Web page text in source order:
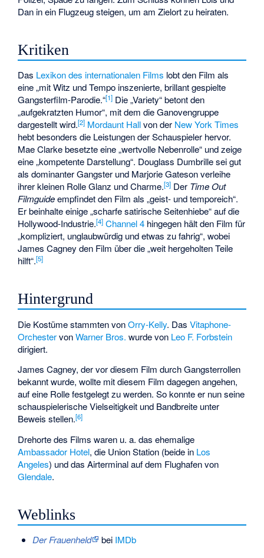
Dan in ein Flugzeug steigen, um am Zielort zu heiraten.
Kritiken
Das Lexikon des internationalen Films lobt den Film als
eine „mit Witz und Tempo inszenierte, brillant gespielte
Gangsterfilm-Parodie.“[1] Die „Variety“ betont den
„aufgekratzten Humor“, mit dem die Ganovengruppe
dargestellt wird.[2] Mordaunt Hallvon der New York Times
hebt besonders die Leistungen der Schauspieler hervor.
Mae Clarke besetzte eine „wertvolle Nebenrolle“ und zeige
eine „kompetente Darstellung“. Douglass Dumbrille sei gut
als dominanter Gangster und Marjorie Gateson verleihe
ihrer kleinen Rolle Glanz und Charme.[3] Der Time Out
Filmguideempfindet den Film als „geist- und temporeich“.
Er beinhalte einige „scharfe satirische Seitenhiebe“ auf die
Hollywood-Industrie.[4] Channel 4 hingegen hält den Film für
„kompliziert, unglaubwürdig und etwas zu fahrig“, wobei
James Cagney den Film über die „weit hergeholten Teile
hilft“.[5]
Hintergrund
Die Kostüme stammten vonOrry-Kelly. DasVitaphone-
OrchestervonWarner Bros. wurde von Leo F. Forbstein
dirigiert.
James Cagney, der vor diesem Film durch Gangsterrollen
bekannt wurde, wollte mit diesem Film dagegen angehen,
auf eine Rolle festgelegt zu werden. So konnte er nun seine
schauspielerische Vielseitigkeit und Bandbreite unter
Beweis stellen.[6]
Drehorte des Films waren u. a. das ehemalige
Ambassador Hotel, die Union Station (beide in Los
Angeles) und das Airterminal auf dem Flughafen von
Glendale.
Weblinks
Der Frauenheld bei IMDb